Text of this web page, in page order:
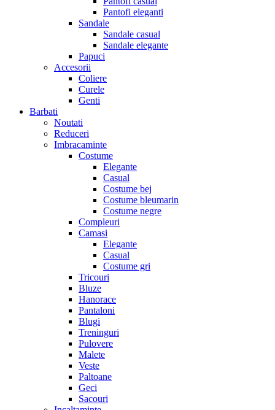
Pantofi eleganti
Sandale
Sandale casual
Sandale elegante
Papuci
Accesorii
Coliere
Curele
Genti
Barbati
Noutati
Reduceri
Imbracaminte
Costume
Elegante
Casual
Costume bej
Costume bleumarin
Costume negre
Compleuri
Camasi
Elegante
Casual
Costume gri
Tricouri
Bluze
Hanorace
Pantaloni
Blugi
Treninguri
Pulovere
Malete
Veste
Paltoane
Geci
Sacouri